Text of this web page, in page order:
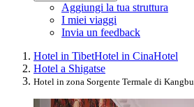
Aggiungi la tua struttura
I miei viaggi
Invia un feedback
Hotel in TibetHotel in CinaHotel
Hotel a Shigatse
Hotel in zona Sorgente Termale di Kangbu